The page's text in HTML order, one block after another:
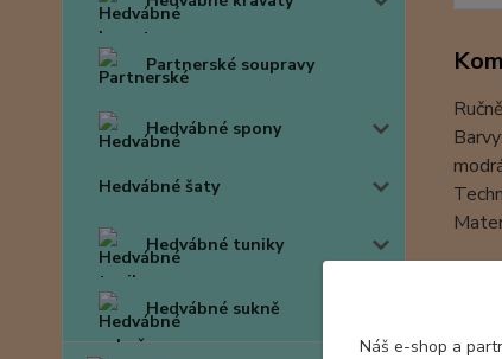
Partnerské soupravy
Hedvábné spony
Hedvábné šaty
Hedvábné tuniky
Hedvábné sukně
Náš e-shop a